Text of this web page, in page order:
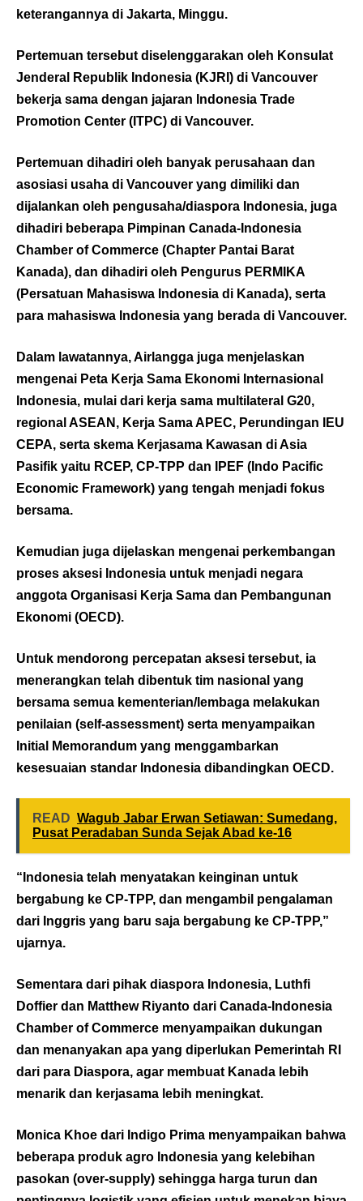
keterangannya di Jakarta, Minggu.
Pertemuan tersebut diselenggarakan oleh Konsulat
Jenderal Republik Indonesia (KJRI) di Vancouver
bekerja sama dengan jajaran Indonesia Trade
Promotion Center (ITPC) di Vancouver.
Pertemuan dihadiri oleh banyak perusahaan dan
asosiasi usaha di Vancouver yang dimiliki dan
dijalankan oleh pengusaha/diaspora Indonesia, juga
dihadiri beberapa Pimpinan Canada-Indonesia
Chamber of Commerce (Chapter Pantai Barat
Kanada), dan dihadiri oleh Pengurus PERMIKA
(Persatuan Mahasiswa Indonesia di Kanada), serta
para mahasiswa Indonesia yang berada di Vancouver.
Dalam lawatannya, Airlangga juga menjelaskan
mengenai Peta Kerja Sama Ekonomi Internasional
Indonesia, mulai dari kerja sama multilateral G20,
regional ASEAN, Kerja Sama APEC, Perundingan IEU
CEPA, serta skema Kerjasama Kawasan di Asia
Pasifik yaitu RCEP, CP-TPP dan IPEF (Indo Pacific
Economic Framework) yang tengah menjadi fokus
bersama.
Kemudian juga dijelaskan mengenai perkembangan
proses aksesi Indonesia untuk menjadi negara
anggota Organisasi Kerja Sama dan Pembangunan
Ekonomi (OECD).
Untuk mendorong percepatan aksesi tersebut, ia
menerangkan telah dibentuk tim nasional yang
bersama semua kementerian/lembaga melakukan
penilaian (self-assessment) serta menyampaikan
Initial Memorandum yang menggambarkan
kesesuaian standar Indonesia dibandingkan OECD.
READ Wagub Jabar Erwan Setiawan: Sumedang,
Pusat Peradaban Sunda Sejak Abad ke-16
“Indonesia telah menyatakan keinginan untuk
bergabung ke CP-TPP, dan mengambil pengalaman
dari Inggris yang baru saja bergabung ke CP-TPP,”
ujarnya.
Sementara dari pihak diaspora Indonesia, Luthfi
Doffier dan Matthew Riyanto dari Canada-Indonesia
Chamber of Commerce menyampaikan dukungan
dan menanyakan apa yang diperlukan Pemerintah RI
dari para Diaspora, agar membuat Kanada lebih
menarik dan kerjasama lebih meningkat.
Monica Khoe dari Indigo Prima menyampaikan bahwa
beberapa produk agro Indonesia yang kelebihan
pasokan (over-supply) sehingga harga turun dan